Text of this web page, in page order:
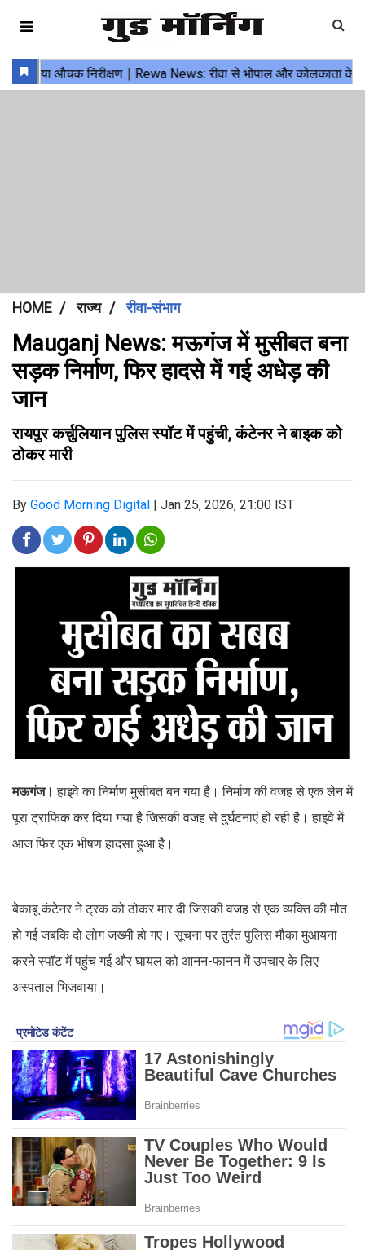
HOME राज्य रीवा-संभाग
Mauganj News: मऊगंज में मुसीबत बना
सड़क निर्माण, फिर हादसे में गई अधेड़ की
जान
रायपुर कर्चुलियान पुलिस स्पॉट में पहुंची, कंटेनर ने बाइक को
ठोकर मारी
By Good Morning Digital | Jan 25, 2026, 21:00 IST
मऊगंज।हाइवे का निर्माण मुसीबत बन गया है। निर्माण की वजह से एक लेन में
पूरा ट्राफिक कर दिया गया है जिसकी वजह से दुर्घटनाएं हो रही है। हाइवे में
आज फिर एक भीषण हादसा हुआ है।
बेेकाबू कंटेनर ने ट्रक को ठोकर मार दी जिसकी वजह से एक व्यक्ति की मौत
हो गई जबकि दो लोग जख्मी हो गए। सूचना पर तुरंत पुलिस मौका मुआयना
करने स्पॉट में पहुंच गई और घायल को आनन-फानन में उपचार के लिए
अस्पताल भिजवाया।